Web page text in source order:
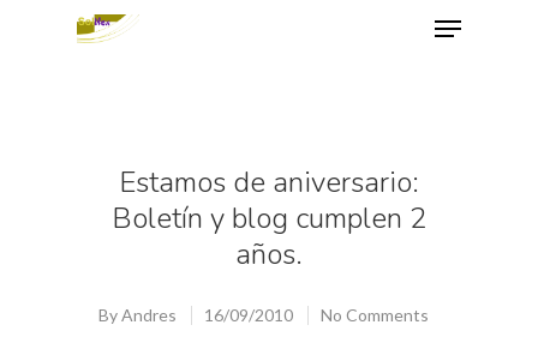
Estamos de aniversario:
Boletín y blog cumplen 2
años.
ByAndres 16/09/2010 No Comments